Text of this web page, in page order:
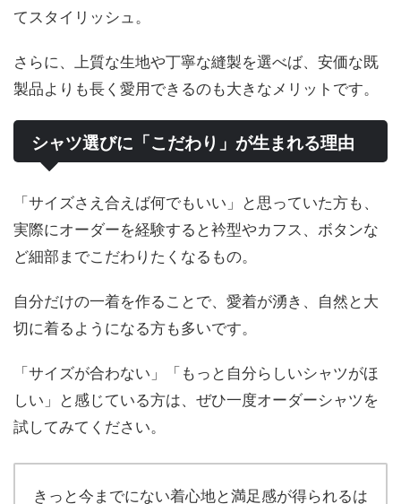
てスタイリッシュ。
さらに、上質な生地や丁寧な縫製を選べば、安価な既
製品よりも長く愛用できるのも大きなメリットです。
シャツ選びに「こだわり」が生まれる理由
「サイズさえ合えば何でもいい」と思っていた方も、
実際にオーダーを経験すると衿型やカフス、ボタンな
ど細部までこだわりたくなるもの。
自分だけの一着を作ることで、愛着が湧き、自然と大
切に着るようになる方も多いです。
「サイズが合わない」「もっと自分らしいシャツがほ
しい」と感じている方は、ぜひ一度オーダーシャツを
試してみてください。
きっと今までにない着心地と満足感が得られるは